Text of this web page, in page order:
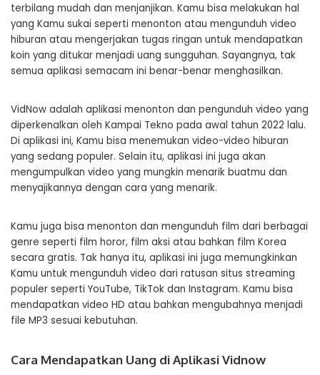
terbilang mudah dan menjanjikan. Kamu bisa melakukan hal
yang Kamu sukai seperti menonton atau mengunduh video
hiburan atau mengerjakan tugas ringan untuk mendapatkan
koin yang ditukar menjadi uang sungguhan. Sayangnya, tak
semua aplikasi semacam ini benar-benar menghasilkan.
VidNow adalah aplikasi menonton dan pengunduh video yang
diperkenalkan oleh Kampai Tekno pada awal tahun 2022 lalu.
Di aplikasi ini, Kamu bisa menemukan video-video hiburan
yang sedang populer. Selain itu, aplikasi ini juga akan
mengumpulkan video yang mungkin menarik buatmu dan
menyajikannya dengan cara yang menarik.
Kamu juga bisa menonton dan mengunduh film dari berbagai
genre seperti film horor, film aksi atau bahkan film Korea
secara gratis. Tak hanya itu, aplikasi ini juga memungkinkan
Kamu untuk mengunduh video dari ratusan situs streaming
populer seperti YouTube, TikTok dan Instagram. Kamu bisa
mendapatkan video HD atau bahkan mengubahnya menjadi
file MP3 sesuai kebutuhan.
Cara Mendapatkan Uang di Aplikasi Vidnow